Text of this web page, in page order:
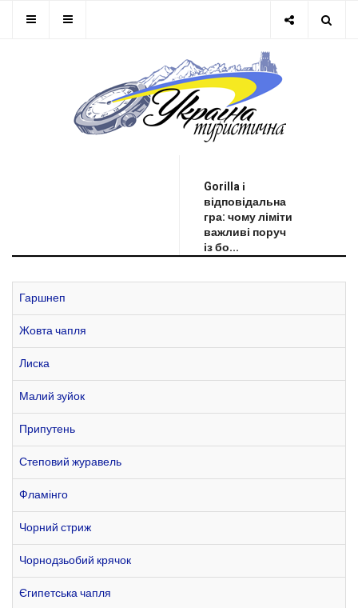
Gorilla і
відповідальна
гра: чому ліміти
важливі поруч
із бо...
Гаршнеп
Жовта чапля
Лиска
Малий зуйок
Припутень
Степовий журавель
Фламінго
Чорний стриж
Чорнодзьобий крячок
Єгипетська чапля